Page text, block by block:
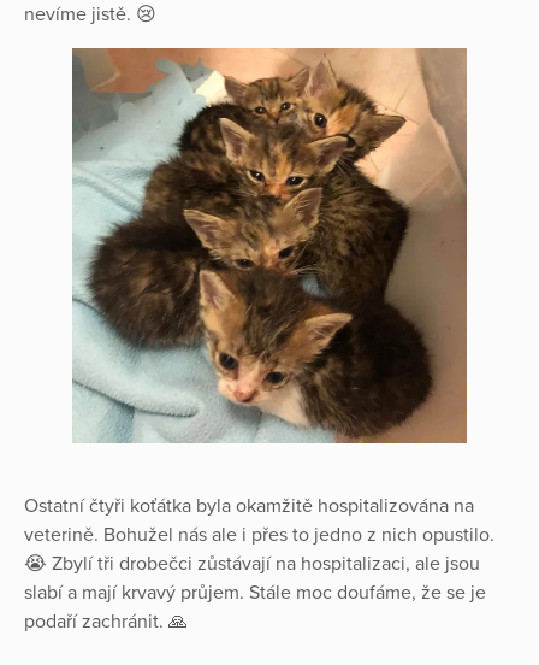
nevíme jistě. 😢
Ostatní čtyři koťátka byla okamžitě hospitalizována na
veterině. Bohužel nás ale i přes to jedno z nich opustilo.
😭 Zbylí tři drobečci zůstávají na hospitalizaci, ale jsou
slabí a mají krvavý průjem. Stále moc doufáme, že se je
podaří zachránit. 🙏